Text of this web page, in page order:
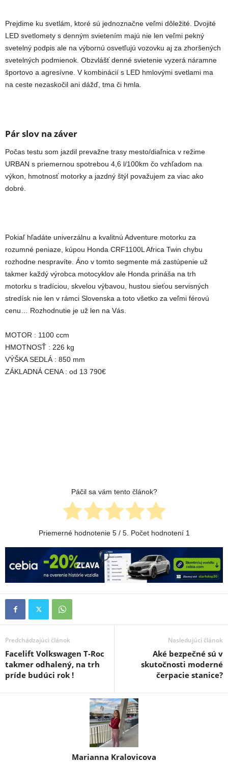
Prejdime ku svetlám, ktoré sú jednoznačne veľmi dôležité. Dvojité
LED svetlomety s denným svietením majú nie len veľmi pekný
svetelný podpis ale na výbornú osvetľujú vozovku aj za zhoršených
svetelných podmienok. Obzvlášť denné svietenie vyzerá náramne
športovo a agresívne. V kombinácií s LED hmlovými svetlami ma
na ceste nezaskočil ani dážď, tma či hmla.
Pár slov na záver
Počas testu som jazdil prevažne trasy mesto/diaľnica v režime
URBAN s priemernou spotrebou 4,6 l/100km čo vzhľadom na
výkon, hmotnosť motorky a jazdný štýl považujem za viac ako
dobré.
Pokiaľ hľadáte univerzálnu a kvalitnú Adventure motorku za
rozumné peniaze, kúpou Honda CRF1100L Africa Twin chybu
rozhodne nespravíte. Áno v tomto segmente má zastúpenie už
takmer každý výrobca motocyklov ale Honda prináša na trh
motorku s tradíciou, skvelou výbavou, hustou sieťou servisných
stredísk nie len v rámci Slovenska a toto všetko za veľmi férovú
cenu… Rozhodnutie je už len na Vás.
MOTOR : 1100 ccm
HMOTNOSŤ : 226 kg
VÝŠKA SEDLÁ : 850 mm
ZÁKLADNÁ CENA : od 13 790€
Páčil sa vám tento článok?
Priemerné hodnotenie 5/ 5. Počet hodnotení 1
Predchádzajúci článok
Facelift Volkswagen T-Roc
takmer odhalený, na trh
príde budúci rok !
Nasledujúci článok
Aké bezpečné sú v
skutočnosti moderné
čerpacie stanice?
Marianna Kralovicova